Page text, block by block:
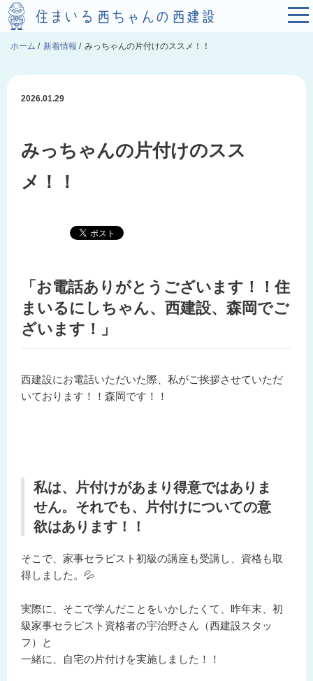
ホーム / 新着情報 / みっちゃんの片付けのススメ！！
2026.01.29
みっちゃんの片付けのスス
メ！！
「お電話ありがとうございます！！住
まいるにしちゃん、西建設、森岡でご
ざいます！」
西建設にお電話いただいた際、私がご挨拶させていただ
いております！！森岡です！！
私は、片付けがあまり得意ではありま
せん。それでも、片付けについての意
欲はあります！！
そこで、家事セラピスト初級の講座も受講し、資格も取
得しました。💦
実際に、そこで学んだことをいかしたくて、昨年末、初
級家事セラピスト資格者の宇治野さん（西建設スタッ
フ）と
一緒に、自宅の片付けを実施しました！！